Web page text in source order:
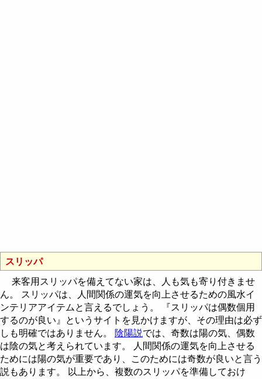
スリッパ
来客用スリッパを備えてない家は、人も気も寄り付きませ
ん。 スリッパは、人間関係の運気を向上させるための風水イ
ンテリアアイテムと言えるでしょう。 『スリッパは偶数個用
するのが良い』というサイトを見かけますが、その理由は必ず
しも明確ではありません。
陰陽説では、奇数は陽の気、偶数
は陰の気と考えられています。 人間関係の運気を向上させる
ためには陽の気が重要であり、このためには奇数が良いと言う
説もあります。 以上から、複数のスリッパを準備しておけ